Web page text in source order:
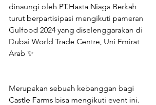
dinaungi oleh PT.Hasta Niaga Berkah
turut berpartisipasi mengikuti pameran
Gulfood 2024 yang diselenggarakan di
Dubai World Trade Centre, Uni Emirat
Arab ✨
Merupakan sebuah kebanggan bagi
Castle Farms bisa mengikuti event ini.